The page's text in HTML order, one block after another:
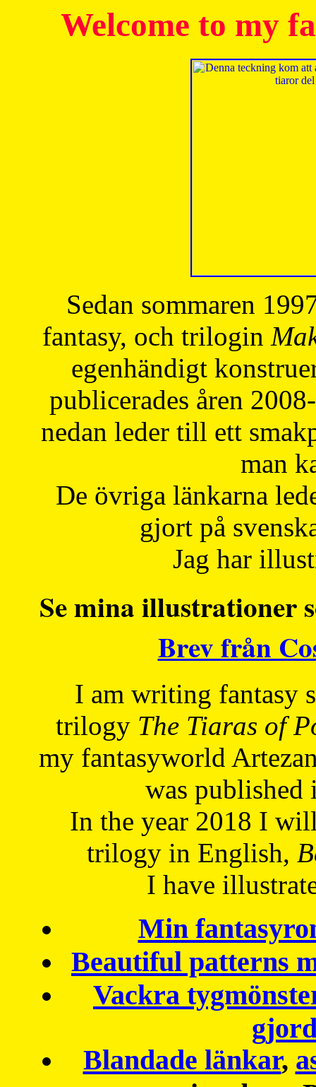
Welcome to my
Sedan sommaren
fantasy, och trilogin
egenhändigt
publicerades åren
nedan leder till ett
man
De övriga länkarna
gjort på
Jag har
Se mina illustrationer
Brev från
I am writing fantasy
trilogy The Tiaras of
my fantasyworld
was published
In the year 2018 I
trilogy in English,
I have
Min
Beautiful patterns
Vackra
Blandade länkar,